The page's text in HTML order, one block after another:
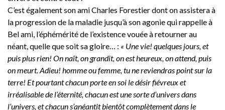
C’est également son ami Charles Forestier dont on assistera à
la progression de la maladie jusqu’à son agonie qui rappelle à
Bel ami, l’éphémérité de l’existence vouée à retourner au
néant, quelle que soit sa gloire… : « Une vie! quelques jours, et
puis plus rien! On naît, on grandit, on est heureux, on attend, puis
on meurt. Adieu! homme ou femme, tu ne reviendras point sur la
terre! Et pourtant chacun porte en soi le désir fiévreux et
irréalisable de l’éternité, chacun est une sorte d’univers dans
l’univers, et chacun s’anéantit bientôt complètement dans le